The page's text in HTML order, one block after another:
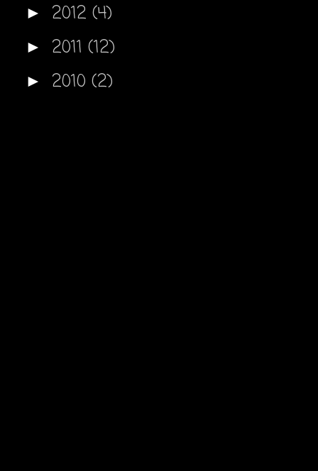
► 2012 (4)
► 2011 (12)
► 2010 (2)